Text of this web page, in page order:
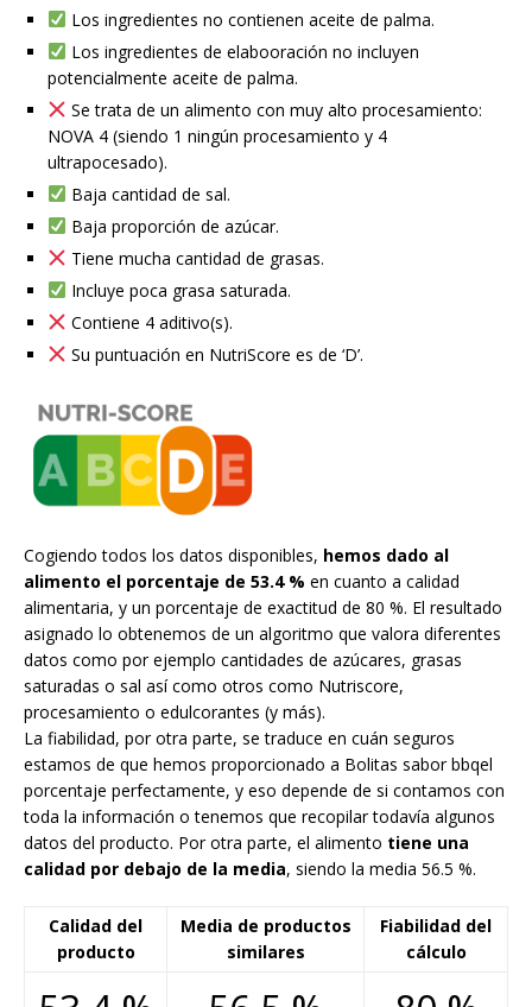
Los ingredientes no contienen aceite de palma.
Los ingredientes de elabooración no incluyen
potencialmente aceite de palma.
Se trata de un alimento con muy alto procesamiento:
NOVA 4 (siendo 1 ningún procesamiento y 4
ultrapocesado).
Baja cantidad de sal.
Baja proporción de azúcar.
Tiene mucha cantidad de grasas.
Incluye poca grasa saturada.
Contiene 4 aditivo(s).
Su puntuación en NutriScore es de ‘D’.
Cogiendo todos los datos disponibles, hemos dado al
alimento el porcentaje de 53.4 % en cuanto a calidad
alimentaria, y un porcentaje de exactitud de 80 %. El resultado
asignado lo obtenemos de un algoritmo que valora diferentes
datos como por ejemplo cantidades de azúcares, grasas
saturadas o sal así como otros como Nutriscore,
procesamiento o edulcorantes (y más).
La fiabilidad, por otra parte, se traduce en cuán seguros
estamos de que hemos proporcionado a Bolitas sabor bbqel
porcentaje perfectamente, y eso depende de si contamos con
toda la información o tenemos que recopilar todavía algunos
datos del producto. Por otra parte, el alimento tiene una
calidad por debajo de la media, siendo la media 56.5 %.
Calidad del
producto
Media de productos
similares
Fiabilidad del
cálculo